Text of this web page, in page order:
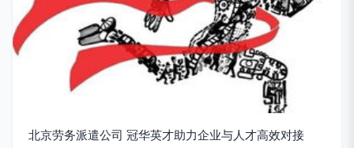
北京劳务派遣公司 冠华英才助力企业与人才高效对接